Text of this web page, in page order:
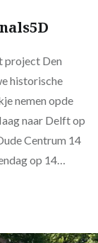
project Den
historische
nemen opde
naar Delft op
Centrum 14
op 14…